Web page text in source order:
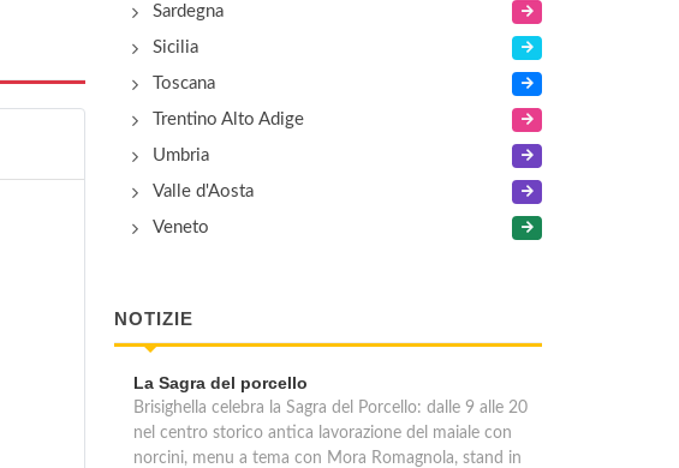
Sardegna
Sicilia
Toscana
Trentino Alto Adige
Umbria
Valle d'Aosta
Veneto
NOTIZIE
La Sagra del porcello
Brisighella celebra la Sagra del Porcello: dalle 9 alle 20
nel centro storico antica lavorazione del maiale con
norcini, menu a tema con Mora Romagnola, stand in